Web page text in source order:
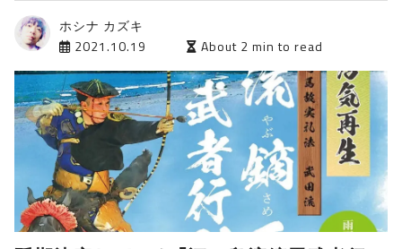
ホシナ カズキ
2021.10.19
About 2 min to read